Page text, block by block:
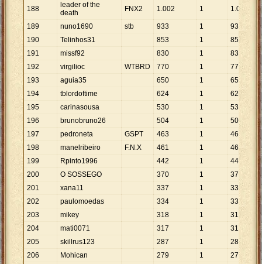
188
leader of the
death
FNX2 1.002 1 1.002
189 nuno1690 stb 933 1
933
190
Telinhos31 853 1
853
191
missf92 830 1
830
192
virgilioc WTBRD 770 1
770
193
aguia35 650 1
650
194
tblordoftime 624 1
624
195
carinasousa 530 1
530
196
brunobruno26 504 1
504
197
pedroneta GSPT 463 1
463
198
manelribeiro F.N.X 461 1
461
199
Rpinto1996 442 1
442
200
O SOSSEGO 370 1
370
201
xana11 337 1
337
202
paulomoedas 334 1
334
203
mikey 318 1
318
204
mati0071 317 1
317
205
skillrus123 287 1
287
206
Mohican 279 1
279